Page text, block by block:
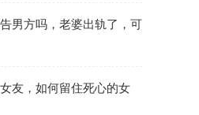
男方吗，老婆出轨了，可
友，如何留住死心的女